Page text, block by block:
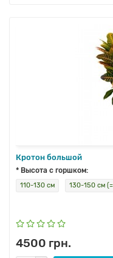
Кротон большой
* Высота с горшком:
110-130 см 130-150 см
4500 грн.